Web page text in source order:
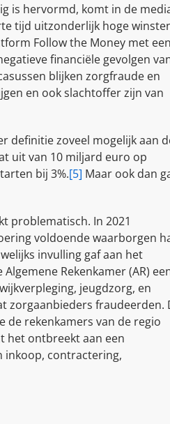
is hervormd, komt in de
tijd uitzonderlijk hoge
Follow the Money met een
financiële gevolgen
blijken zorgfraude en
en ook slachtoffer zijn van
definitie zoveel mogelijk aan
uit van 10 miljard euro op
bij 3%.[5] Maar ook dan
problematisch. In 2021
voldoende waarborgen
invulling gaf aan het
Rekenkamer (AR)
jeugdzorg, en
zorgaanbieders fraudeerden.
de rekenkamers van de regio
het ontbreekt aan een
inkoop, contractering,